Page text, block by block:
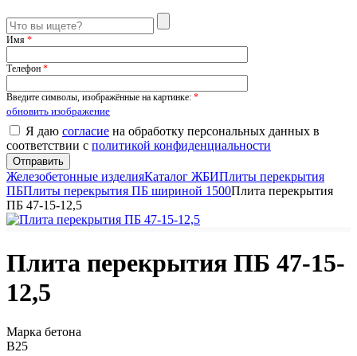
Имя *
Телефон *
Введите символы, изображённые на картинке: *
обновить изображение
Я даю согласие на обработку персональных данных в
соответствии с политикой конфиденциальности
Железобетонные изделияКаталог ЖБИПлиты перекрытия
ПБПлиты перекрытия ПБ шириной 1500Плита перекрытия
ПБ 47-15-12,5
Плита перекрытия ПБ 47-15-
12,5
Марка бетона
B25